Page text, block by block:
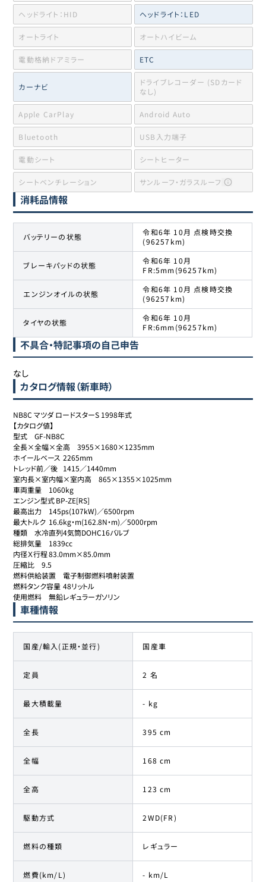
ヘッドライト：HID ヘッドライト：LED
オートライト オートハイビーム
電動格納ドアミラー ETC
カーナビ
ドライブレコーダー (SDカード
なし)
Apple CarPlay Android Auto
Bluetooth USB入力端子
電動シート シートヒーター
シートベンチレーション サンルーフ・ガラスルーフ
消耗品情報
バッテリーの状態
令和6年 10月 点検時交換
(96257km)
ブレーキパッドの状態
令和6年 10月
FR:5mm(96257km)
エンジンオイルの状態
令和6年 10月 点検時交換
(96257km)
タイヤの状態
令和6年 10月
FR:6mm(96257km)
不具合・特記事項の自己申告
なし
カタログ情報（新車時）
NB8C マツダ ロードスターS 1998年式
【カタログ値】
型式	GF-NB8C
全長×全幅×全高	3955×1680×1235mm
ホイールベース	2265mm
トレッド前／後	1415／1440mm
室内長×室内幅×室内高	865×1355×1025mm
車両重量	1060kg
エンジン型式	BP-ZE[RS]
最高出力	145ps(107kW)／6500rpm
最大トルク	16.6kg・m(162.8N・m)／5000rpm
種類	水冷直列4気筒DOHC16バルブ
総排気量	1839cc
内径Ｘ行程	83.0mm×85.0mm
圧縮比	9.5
燃料供給装置	電子制御燃料噴射装置
燃料タンク容量	48リットル
車種情報
国産/輸入(正規・並行) 国産車
定員 2 名
最大積載量 - kg
全長 395 cm
全幅 168 cm
全高 123 cm
駆動方式 2WD(FR)
燃料の種類 レギュラー
燃費(km/L) - km/L